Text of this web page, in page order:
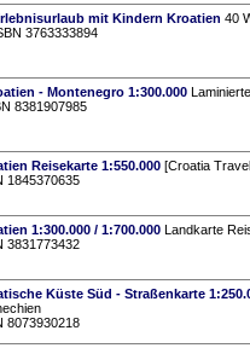
mit Kindern Kroatien 40
3763333894
- Montenegro 1:300.000
8381907985
Reisekarte 1:550.000[Croatia
1845370635
1:300.000 / 1:700.000Landkarte
3831773432
Küste Süd - Straßenkarte
8073930218